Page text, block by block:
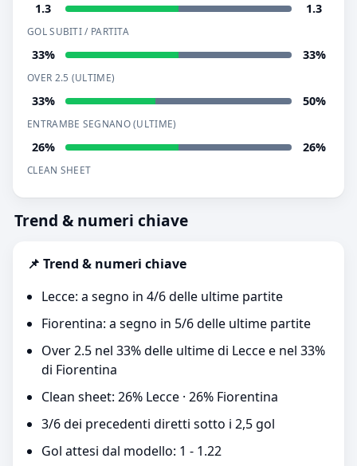
1.3 1.3
GOL SUBITI / PARTITA
33% 33%
OVER 2.5 (ULTIME)
33% 50%
ENTRAMBE SEGNANO (ULTIME)
26% 26%
CLEAN SHEET
Trend & numeri chiave
📌 Trend & numeri chiave
Lecce: a segno in 4/6 delle ultime partite
Fiorentina: a segno in 5/6 delle ultime partite
Over 2.5 nel 33% delle ultime di Lecce e nel 33%
di Fiorentina
Clean sheet: 26% Lecce · 26% Fiorentina
3/6 dei precedenti diretti sotto i 2,5 gol
Gol attesi dal modello: 1 - 1.22